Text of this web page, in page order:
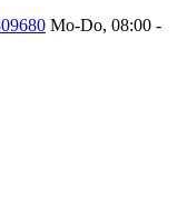
Mo-Do, 08:00 -